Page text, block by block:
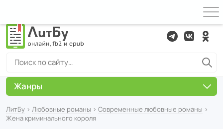
ЛитБу › Любовные романы › Современные любовные романы ›
Жена криминального короля
Жанры